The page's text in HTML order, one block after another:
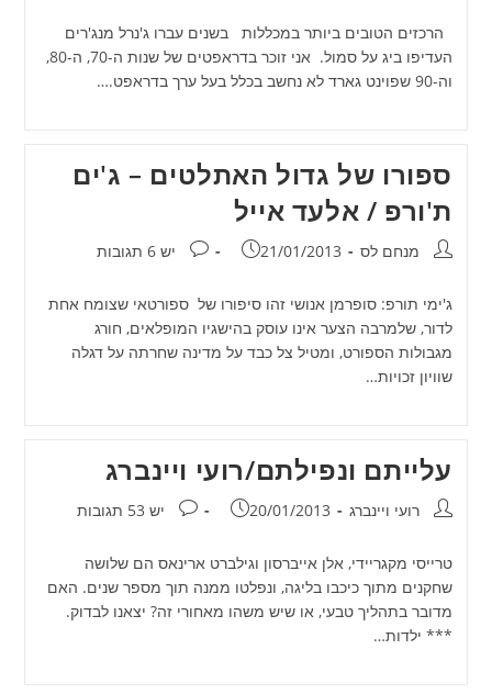
הרכזים הטובים ביותר במכללות בשנים עברו ג'נרל מנג'רים
העדיפו ביג על סמול. אני זוכר בדראפטים של שנות ה-70, ה-80,
וה-90 שפוינט גארד לא נחשב בכלל בעל ערך בדראפט.…
ספורו של גדול האתלטים – ג'ים
ת'ורפ / אלעד אייל
מחבר:מנחם לס פורסם:
21/01/2013 תגובות:
יש 6 תגובות
ג'ימי תורפ: סופרמן אנושי זהו סיפורו של ספורטאי שצומח אחת
לדור, שלמרבה הצער אינו עוסק בהישגיו המופלאים, חורג
מגבולות הספורט, ומטיל צל כבד על מדינה שחרתה על דגלה
שוויון זכויות…
עלייתם ונפילתם/רועי ויינברג
מחבר:רועי ויינברג פורסם:
20/01/2013 תגובות:
יש 53 תגובות
טרייסי מקגריידי, אלן אייברסון וגילברט ארינאס הם שלושה
שחקנים מתוך כיכבו בליגה, ונפלטו ממנה תוך מספר שנים. האם
מדובר בתהליך טבעי, או שיש משהו מאחורי זה? יצאנו לבדוק.
*** ילדות…